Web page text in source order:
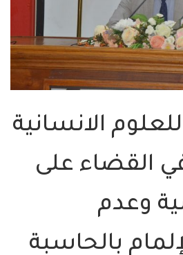
للعلوم الانسانية
القضاء على
وعدم
بالحاسبة